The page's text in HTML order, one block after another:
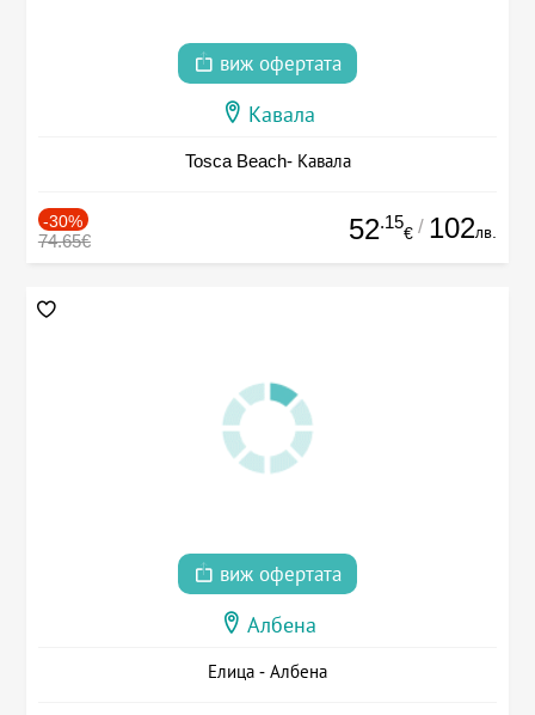
виж офертата
Кавала
Tosca Beach- Кавала
-30%
74.65€ 52.15
€ / 102лв.
виж офертата
Албена
Елица - Албена